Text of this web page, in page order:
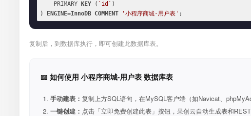
    PRIMARY
KEY ( `id` )
)
ENGINE=InnoDB COMMENT '小程序商城-用户表' ;
复制后，到数据库执行，即可创建此数据库表。
📖 如何使用 小程序商城-用户表 数据库表
手动建表： 复制上方SQL语句，在MySQL客户端（如Navicat、
一键创建： 点击「立即免费创建此表」按钮，果创云自动生成表和